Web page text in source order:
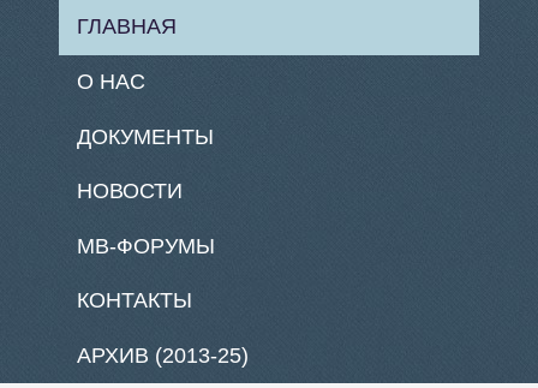
ГЛАВНАЯ
О НАС
ДОКУМЕНТЫ
НОВОСТИ
МВ-ФОРУМЫ
КОНТАКТЫ
АРХИВ (2013-25)